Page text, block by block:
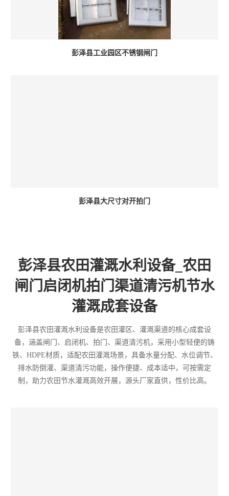
彭泽县工业园区不锈钢闸门
彭泽县大尺寸对开拍门
彭泽县农田灌溉水利设备_农田
闸门启闭机拍门渠道清污机节水
灌溉成套设备
彭泽县农田灌溉水利设备是农田灌区、灌溉渠道的核心成套设
备，涵盖闸门、启闭机、拍门、渠道清污机，采用小型轻便的铸
铁、HDPE材质，适配农田灌溉场景，具备水量分配、水位调节、
排水防倒灌、渠道清污功能，操作便捷、成本适中，可按需定
制，助力农田节水灌溉高效开展，源头厂家直供，性价比高。